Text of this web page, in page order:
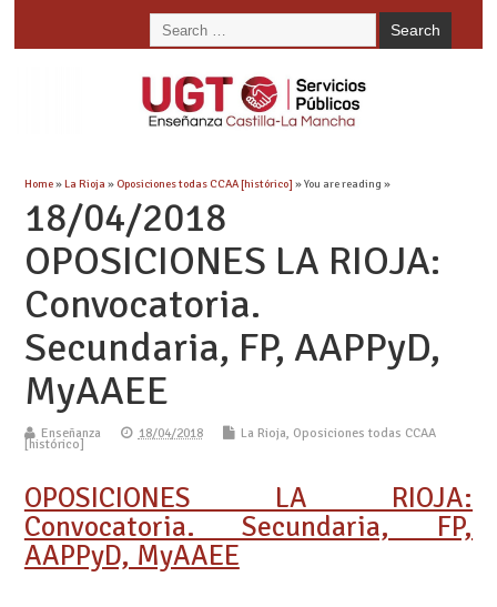
Home»La Rioja » Oposiciones todas CCAA [histórico] » You are reading »
18/04/2018
OPOSICIONES LA RIOJA:
Convocatoria.
Secundaria, FP, AAPPyD,
MyAAEE
Enseñanza 18/04/2018 La Rioja, Oposiciones todas CCAA
[histórico]
OPOSICIONES LA RIOJA:
Convocatoria. Secundaria, FP,
AAPPyD, MyAAEE